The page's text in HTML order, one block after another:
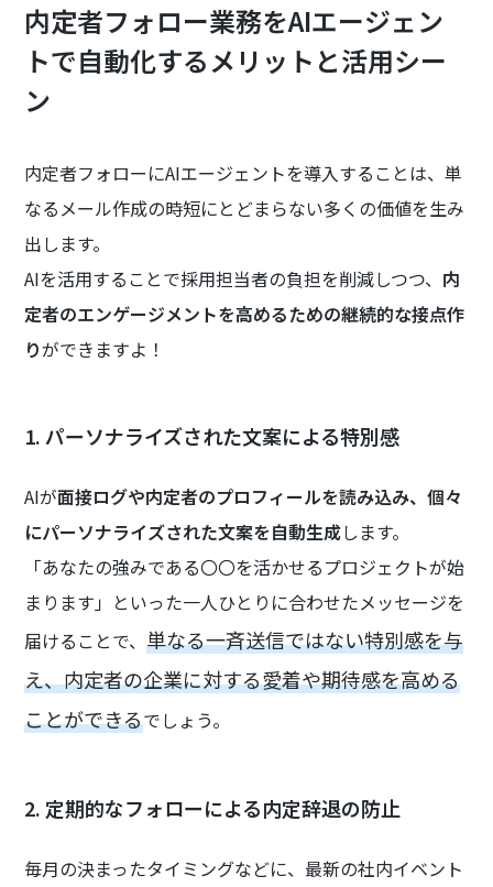
内定者フォロー業務をAIエージェン
トで自動化するメリットと活用シー
ン
内定者フォローにAIエージェントを導入することは、単
なるメール作成の時短にとどまらない多くの価値を生み
出します。
AIを活用することで採用担当者の負担を削減しつつ、 内
定者のエンゲージメントを高めるための継続的な接点作
りができますよ！
1. パーソナライズされた文案による特別感
AIが面接ログや内定者のプロフィールを読み込み、個々
にパーソナライズされた文案を自動生成します。
「あなたの強みである〇〇を活かせるプロジェクトが始
まります」といった一人ひとりに合わせたメッセージを
届けることで、単なる一斉送信ではない特別感を与
え、内定者の企業に対する愛着や期待感を高める
ことができるでしょう。
2. 定期的なフォローによる内定辞退の防止
毎月の決まったタイミングなどに、最新の社内イベント